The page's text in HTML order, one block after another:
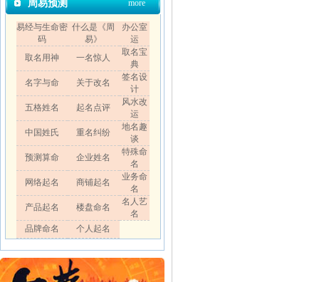
周易预测 more
易经与生命密
码
什么是《周
易》
办公室
运
取名用神
一名惊人
取名宝
典
名字与命
关于改名
签名设
计
五格姓名
起名点评
风水改
运
中国姓氏
重名纠纷
地名趣
谈
预测算命
企业姓名
特殊命
名
网络起名
商铺起名
业务命
名
产品起名
楼盘命名
名人艺
名
品牌命名
个人起名